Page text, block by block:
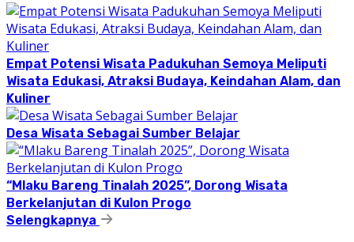
Empat Potensi Wisata Padukuhan Semoya Meliputi
Wisata Edukasi, Atraksi Budaya, Keindahan Alam, dan
Kuliner
Desa Wisata Sebagai Sumber Belajar
“Mlaku Bareng Tinalah 2025”, Dorong Wisata
Berkelanjutan di Kulon Progo
Selengkapnya